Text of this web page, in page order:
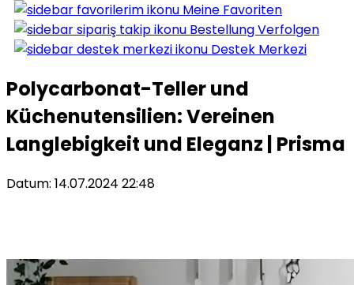
Meine Favoriten
Bestellung Verfolgen
Destek Merkezi
Polycarbonat-Teller und
Küchenutensilien: Vereinen
Langlebigkeit und Eleganz | Prisma
Datum: 14.07.2024 22:48